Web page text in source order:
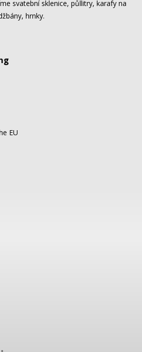
svatební sklenice, půllitry, karafy na
hrnky.
EU